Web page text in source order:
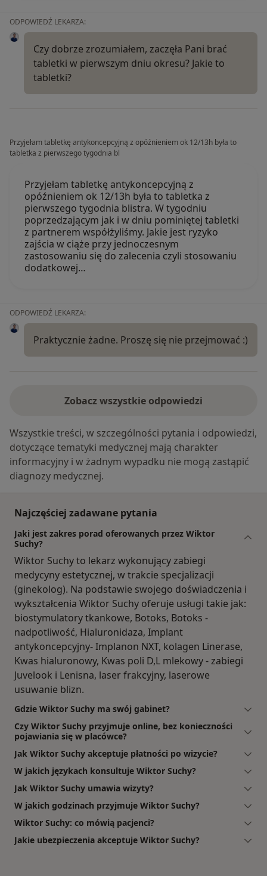
ODPOWIEDŹ LEKARZA:
Czy dobrze zrozumiałem, zaczęła Pani brać
tabletki w pierwszym dniu okresu? Jakie to
tabletki?
Przyjełam tabletkę antykoncepcyjną z opóźnieniem ok 12/13h była to
tabletka z pierwszego tygodnia bl
Przyjełam tabletkę antykoncepcyjną z
opóźnieniem ok 12/13h była to tabletka z
pierwszego tygodnia blistra. W tygodniu
poprzedzającym jak i w dniu pominiętej tabletki
z partnerem współżyliśmy. Jakie jest ryzyko
zajścia w ciąże przy jednoczesnym
zastosowaniu się do zalecenia czyli stosowaniu
dodatkowej…
ODPOWIEDŹ LEKARZA:
Praktycznie żadne. Proszę się nie przejmować :)
Zobacz wszystkie odpowiedzi
Wszystkie treści, w szczególności pytania i odpowiedzi,
dotyczące tematyki medycznej mają charakter
informacyjny i w żadnym wypadku nie mogą zastąpić
diagnozy medycznej.
Najczęściej zadawane pytania
Jaki jest zakres porad oferowanych przez Wiktor
Suchy?
Wiktor Suchy to lekarz wykonujący zabiegi
medycyny estetycznej, w trakcie specjalizacji
(ginekolog). Na podstawie swojego doświadczenia i
wykształcenia Wiktor Suchy oferuje usługi takie jak:
biostymulatory tkankowe, Botoks, Botoks -
nadpotliwość, Hialuronidaza, Implant
antykoncepcyjny- Implanon NXT, kolagen Linerase,
Kwas hialuronowy, Kwas poli D,L mlekowy - zabiegi
Juvelook i Lenisna, laser frakcyjny, laserowe
usuwanie blizn.
Gdzie Wiktor Suchy ma swój gabinet?
Czy Wiktor Suchy przyjmuje online, bez konieczności
pojawiania się w placówce?
Jak Wiktor Suchy akceptuje płatności po wizycie?
W jakich językach konsultuje Wiktor Suchy?
Jak Wiktor Suchy umawia wizyty?
W jakich godzinach przyjmuje Wiktor Suchy?
Wiktor Suchy: co mówią pacjenci?
Jakie ubezpieczenia akceptuje Wiktor Suchy?